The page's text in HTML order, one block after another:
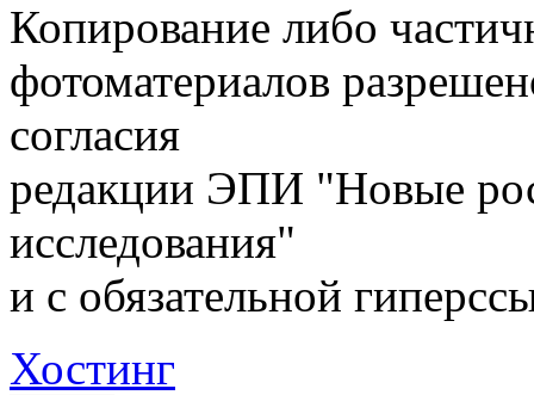
Копирование либо
фотоматериалов
согласия
редакции ЭПИ "Новые
исследования"
и с обязательной
Хостинг